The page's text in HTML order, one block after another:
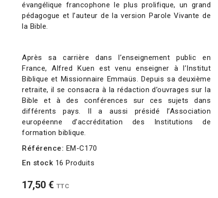
évangélique francophone le plus prolifique, un grand
pédagogue et l’auteur de la version Parole Vivante de
la Bible.
Après sa carrière dans l’enseignement public en
France, Alfred Kuen est venu enseigner à l’Institut
Biblique et Missionnaire Emmaüs. Depuis sa deuxième
retraite, il se consacra à la rédaction d’ouvrages sur la
Bible et à des conférences sur ces sujets dans
différents pays. Il a aussi présidé l’Association
européenne d’accréditation des Institutions de
formation biblique.
Référence: EM-C170
En stock 16 Produits
17,50 € TTC